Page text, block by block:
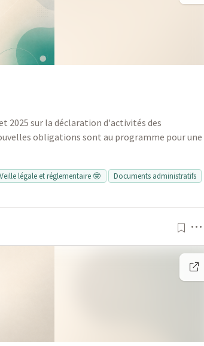
2025 sur la déclaration d'activités des
obligations sont au programme pour une
Veille légale et réglementaire 🤓
Documents administratifs